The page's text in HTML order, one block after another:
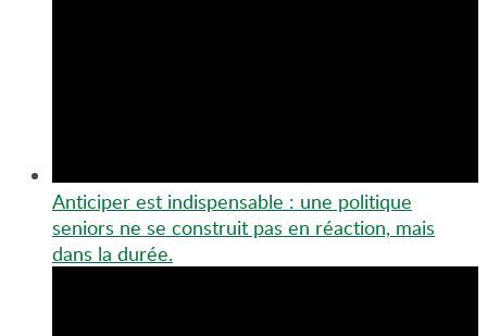
Anticiper est indispensable : une politique
seniors ne se construit pas en réaction, mais
dans la durée.